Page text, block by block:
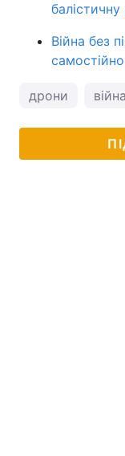
Війна без
дрони